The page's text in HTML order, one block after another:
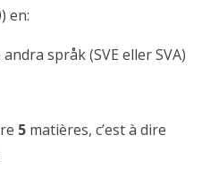
en:
språk (SVE eller SVA)
5 matières, c’est à dire